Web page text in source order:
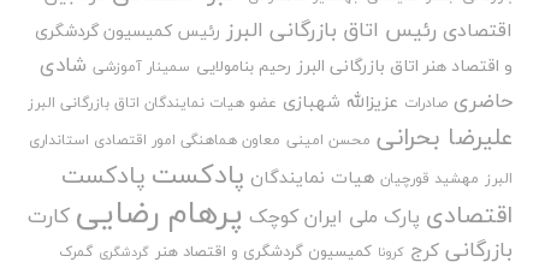
اقتصادی رئیس اتاق بازرگانی البرز رئیس کمیسیون گردشگری
و اقتصاد هنر اتاق بازرگانی البرز رحیم بنامولایی سمینار آموزشی شادی
حاضری صادرات عزیزالله شهبازی عضو هیات نمایندگان اتاق بازرگانی البرز
علیرضا بحرانی محسن امینی معاون هماهنگی امور اقتصادی استانداری
البرز مهشید قورچیان هیات نمایندگان پادکست پادکست
اقتصادی پارک ملی ایران کوچک پرهام رضایی کارت
بازرگانی کرج کرونا کمیسیون گردشگری و اقتصاد هنر گردشگری گمرک